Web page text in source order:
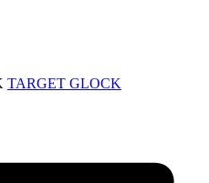
TARGET GLOCK